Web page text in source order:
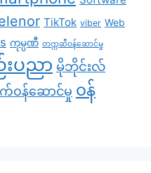
TikTok viber Web
ကုမ္ပဏီ တက္ကဆီဝန်ဆောင်မှု
ပညာ မိုဘိုင်းလ်
ဝန်ဆောင်မှု ၀န်